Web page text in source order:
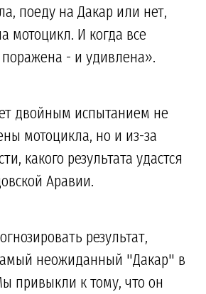
поеду на Дакар или нет,
мотоцикл. И когда все
- и удивлена».
двойным испытанием не
мотоцикла, но и из-за
какого результата удастся
Аравии.
результат,
неожиданный "Дакар" в
привыкли к тому, что он